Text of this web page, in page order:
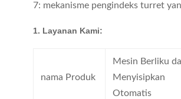
7: mekanisme pengindeks turret
1. Layanan Kami:
nama Produk
Mesin Berliku
Menyisipkan
Otomatis